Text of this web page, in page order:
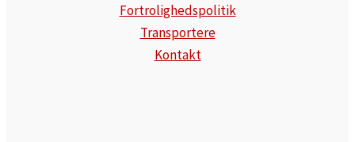
Fortrolighedspolitik
Transportere
Kontakt